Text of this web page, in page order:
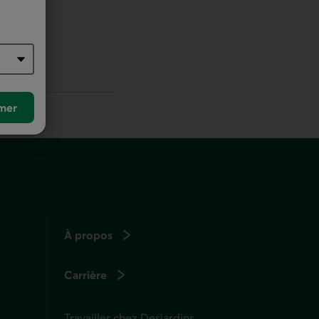
À propos
Carrière